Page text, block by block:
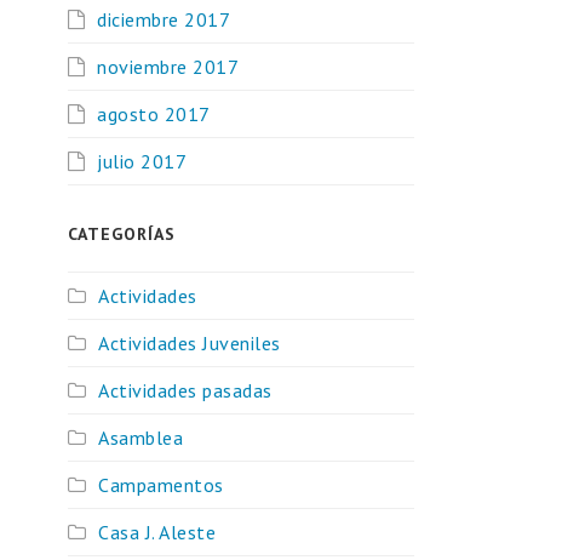
diciembre 2017
noviembre 2017
agosto 2017
julio 2017
CATEGORÍAS
Actividades
Actividades Juveniles
Actividades pasadas
Asamblea
Campamentos
Casa J. Aleste